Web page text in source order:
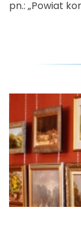
pn.: „Powiat